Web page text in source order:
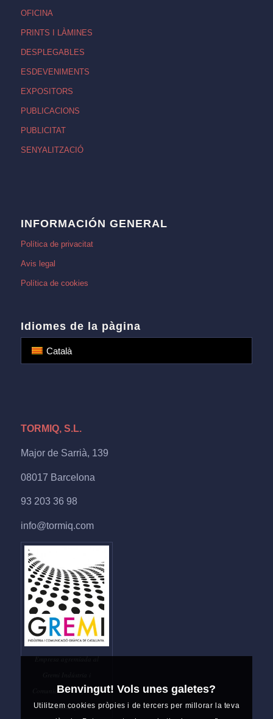
OFICINA
PRINTS I LÀMINES
DESPLEGABLES
ESDEVENIMENTS
EXPOSITORS
PUBLICACIONS
PUBLICITAT
SENYALITZACIÓ
INFORMACIÓN GENERAL
Política de privacitat
Avis legal
Política de cookies
Idiomes de la pàgina
Català
TORMIQ, S.L.
Major de Sarrià, 139
08017 Barcelona
93 203 36 98
info@tormiq.com
Empresa agremiada al
Comunicació Gràfica de
Catalunya
Benvingut! Vols unes galetes?
Utilitzem cookies pròpies i de tercers per millorar la teva